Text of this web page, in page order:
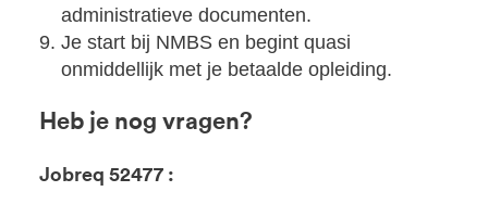
administratieve documenten.
Je start bij NMBS en begint quasi
onmiddellijk met je betaalde opleiding.
Heb je nog vragen?
Jobreq 52477 :